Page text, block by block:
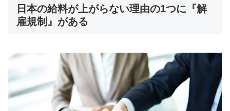
日本の給料が上がらない理由の1つに『解
雇規制』がある